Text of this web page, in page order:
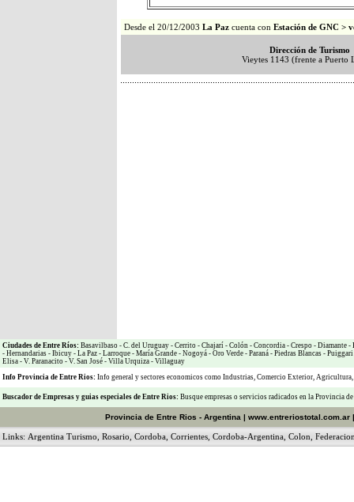
Desde el 20/12/2003 La Paz cuenta con Estación de GNC >
Dirección de Turismo
Vieytes 1143 (frente a Puerto
Ciudades de Entre Ríos: Basavilbaso - C. del Uruguay - Cerrito - Chajarí - Colón - Concordia - Crespo - Diamante -
- Hernandarias - Ibicuy - La Paz - Larroque - María Grande - Nogoyá - Oro Verde - Paraná - Piedras Blancas - Puiggari
Elisa - V. Paranacito - V. San José - Villa Urquiza - Villaguay
Info Provincia de Entre Rios: Info general y sectores economicos como Industrias, Comercio Exterior, Agricultura,
Buscador de Empresas y guias especiales de Entre Rios: Busque empresas o servicios radicados en la Provincia
Provincia de Entre Rios - Argentina | www.entreriostotal.com.ar
Links: Argentina Turismo Rosario Cordoba Corrientes Cordoba-Argentina Colon